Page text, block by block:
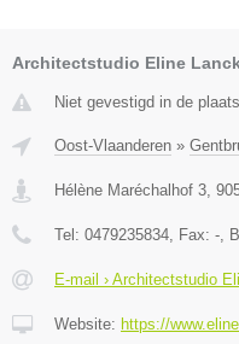
Architectstudio Eline
Niet gevestigd in de
Oost-Vlaanderen »
Hélène Maréchalhof 3,
Tel: 0479235834, Fax: -,
E-mail › Architectstudio
Website: https://